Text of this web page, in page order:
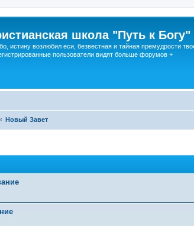
школа "Путь к Богу"
истину возлюбил еси, безвестная и тайная премудрости
пользователи видят больше форумов +
Новый Завет